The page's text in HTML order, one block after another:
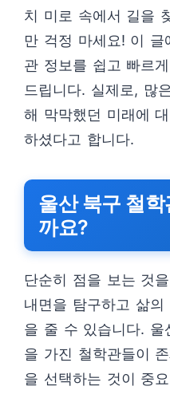
치 미로 속에서 길을
만 걱정 마세요! 이
관 정보를 쉽고 빠르
드립니다. 실제로, 많
해 막막했던 미래에
하셨다고 합니다.
울산 북구 철
까요?
단순히 점을 보는 것
내면을 탐구하고 삶
을 줄 수 있습니다. 울
을 가진 철학관들이
을 선택하는 것이 중